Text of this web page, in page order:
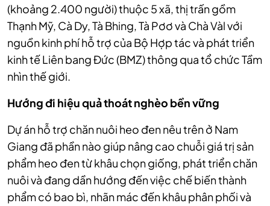
(khoảng 2.400 người) thuộc 5 xã, thị trấn gồm
Thạnh Mỹ, Cà Dy, Tà Bhing, Tà Pơơ và Chà Vàl với
nguồn kinh phí hỗ trợ của Bộ Hợp tác và phát triển
kinh tế Liên bang Đức (BMZ) thông qua tổ chức Tầm
nhìn thế giới.
Hướng đi hiệu quả thoát nghèo bền vững
Dự án hỗ trợ chăn nuôi heo đen nêu trên ở Nam
Giang đã phần nào giúp nâng cao chuỗi giá trị sản
phẩm heo đen từ khâu chọn giống, phát triển chăn
nuôi và đang dần hướng đến việc chế biến thành
phẩm có bao bì, nhãn mác đến khâu phân phối và